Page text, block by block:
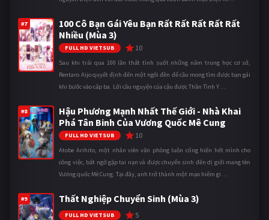
#7
100 Cô Bạn Gái Yêu Bạn Rất Rất Rất Rất Rất
Nhiều (Mùa 3)
FULL HD VIETSUB 10
Sau khi trải qua 100 lần thất tình suốt những năm trung học cơ sở,
Rentaro Aijo quyết định đến một ngôi đền để cầu mong tìm được bạn gái
khi bước vào cấp ba. Lời cầu nguyện của cậu được Thần Tình Y ...
#8
Hậu Phương Mạnh Nhất Thế Giới - Nhà Khai
Phá Tân Binh Của Vương Quốc Mê Cung
FULL HD VIETSUB 10
Atobe Arihito, một nhân viên văn phòng luôn cống hiến hết mình cho
công việc, bất ngờ gặp tai nạn và được chuyển sinh đến dị giới mang tên
Vương quốc Mê Cung. Tại đây, anh trở thành một mạo hiểm gi ...
#9 Thất Nghiệp Chuyển Sinh (Mùa 3)
FULL HD VIETSUB 5